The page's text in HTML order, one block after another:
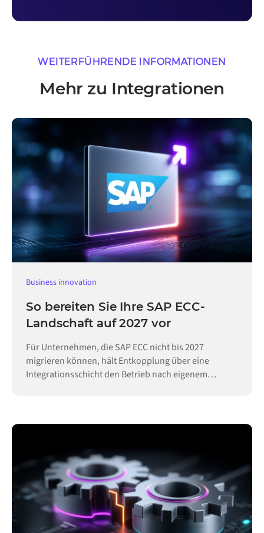
WEITERFÜHRENDE INFORMATIONEN
Mehr zu Integrationen
Business innovation
So bereiten Sie Ihre SAP ECC-
Landschaft auf 2027 vor
Für Unternehmen, die SAP ECC nicht bis 2027
migrieren können, hält Entkopplung über eine
Integrationsschicht den Betrieb nach eigenem